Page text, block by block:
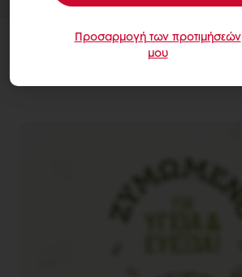
Προσαρμογή των προτιμήσεών
μου